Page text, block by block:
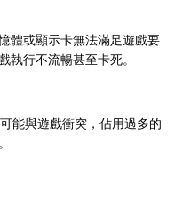
體或顯示卡無法滿足遊戲要
執行不流暢甚至卡死。
能與遊戲衝突，佔用過多的